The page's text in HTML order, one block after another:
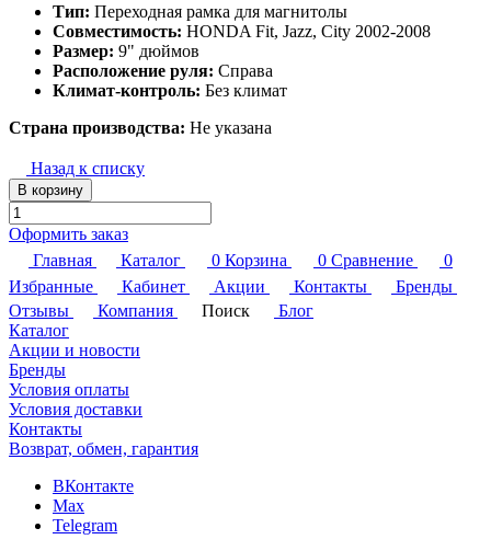
Тип: Переходная рамка для магнитолы
Совместимость: HONDA Fit, Jazz, City 2002-2008
Размер: 9" дюймов
Расположение руля: Справа
Климат-контроль: Без климат
Страна производства: Не указана
Назад к списку
В корзину
Оформить заказ
Главная
Каталог 0 Корзина 0 Сравнение
0
Избранные
Кабинет Акции Контакты
Бренды
Отзывы
Компания Поиск
Блог
Каталог
Акции и новости
Бренды
Условия оплаты
Условия доставки
Контакты
Возврат, обмен, гарантия
ВКонтакте
Max
Telegram